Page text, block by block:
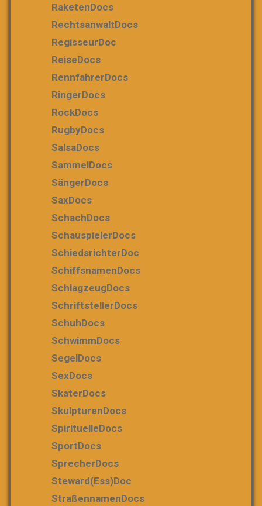
RaketenDocs
RechtsanwaltDocs
RegisseurDoc
ReiseDocs
RennfahrerDocs
RingerDocs
RockDocs
RugbyDocs
SalsaDocs
SammelDocs
SängerDocs
SaxDocs
SchachDocs
SchauspielerDocs
SchiedsrichterDoc
SchiffsnamenDocs
SchlagzeugDocs
SchriftstellerDocs
SchuhDocs
SchwimmDocs
SegelDocs
SexDocs
SkaterDocs
SkulpturenDocs
SpirituelleDocs
SportDocs
SprecherDocs
Steward(ess)Doc
StraßennamenDocs